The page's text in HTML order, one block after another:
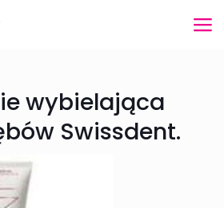
wybielająca
Swissdent.